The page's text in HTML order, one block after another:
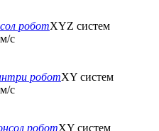
роботXYZ систем
с
роботXY систем
с
роботXY систем